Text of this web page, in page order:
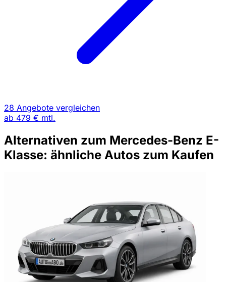
28 Angebote vergleichen
ab 479 € mtl.
Alternativen zum Mercedes-Benz E-
Klasse: ähnliche Autos zum Kaufen